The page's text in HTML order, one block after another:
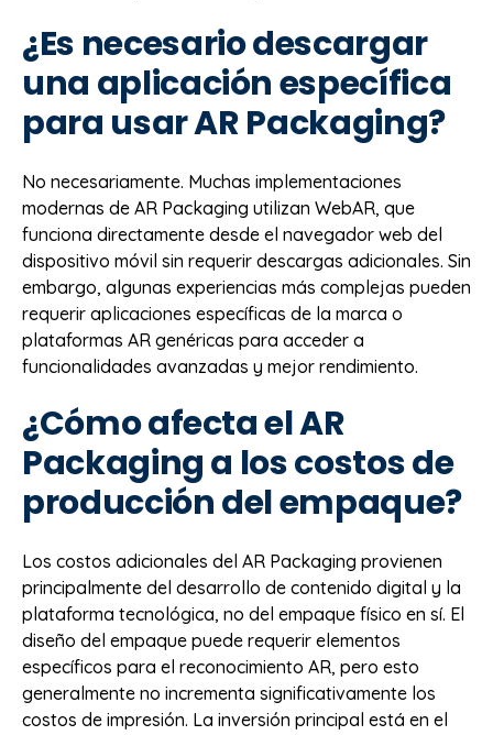
¿Es necesario descargar
una aplicación específica
para usar AR Packaging?
No necesariamente. Muchas implementaciones
modernas de AR Packaging utilizan WebAR, que
funciona directamente desde el navegador web del
dispositivo móvil sin requerir descargas adicionales. Sin
embargo, algunas experiencias más complejas pueden
requerir aplicaciones específicas de la marca o
plataformas AR genéricas para acceder a
funcionalidades avanzadas y mejor rendimiento.
¿Cómo afecta el AR
Packaging a los costos de
producción del empaque?
Los costos adicionales del AR Packaging provienen
principalmente del desarrollo de contenido digital y la
plataforma tecnológica, no del empaque físico en sí. El
diseño del empaque puede requerir elementos
específicos para el reconocimiento AR, pero esto
generalmente no incrementa significativamente los
costos de impresión. La inversión principal está en el